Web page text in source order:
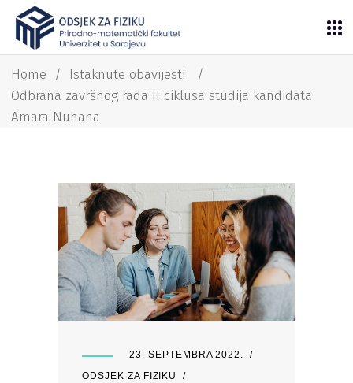
Home / Istaknute obavijesti
/
Odbrana završnog rada II ciklusa studija kandidata
Amara Nuhana
23. SEPTEMBRA 2022.
ODSJEK ZA FIZIKU